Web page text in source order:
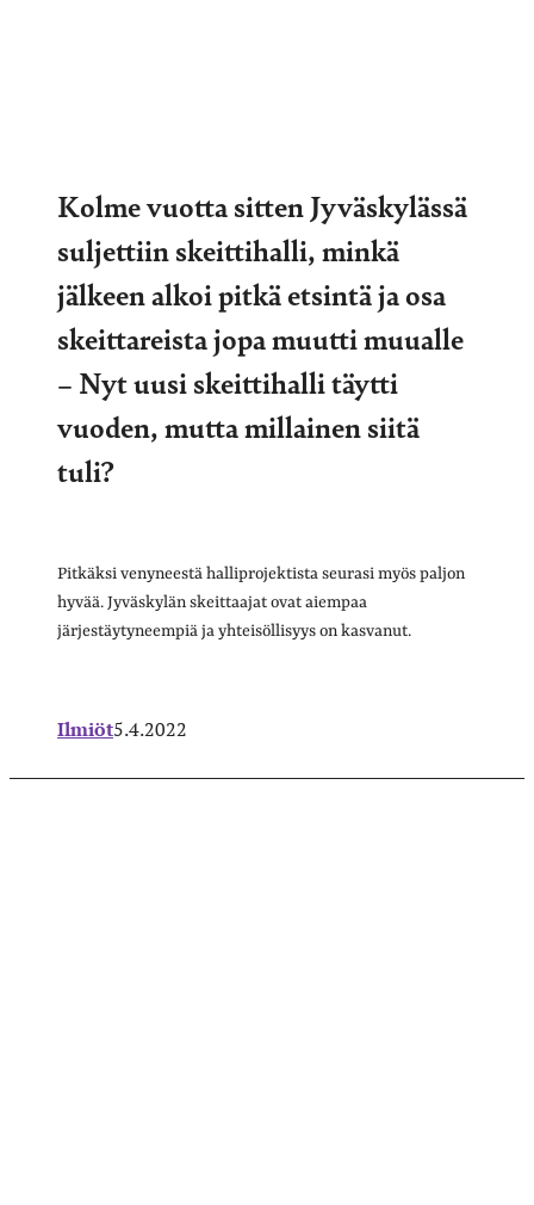
Kolme vuotta sitten Jyväskylässä
suljettiin skeittihalli, minkä
jälkeen alkoi pitkä etsintä ja osa
skeittareista jopa muutti muualle
– Nyt uusi skeittihalli täytti
vuoden, mutta millainen siitä
tuli?
Pitkäksi venyneestä halliprojektista seurasi myös paljon
hyvää. Jyväskylän skeittaajat ovat aiempaa
järjestäytyneempiä ja yhteisöllisyys on kasvanut.
Ilmiöt5.4.2022